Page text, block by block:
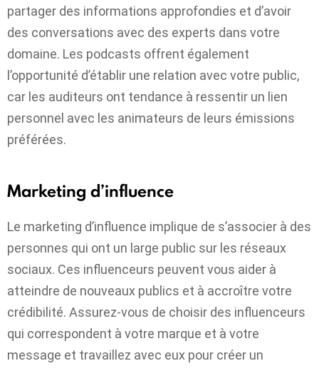
partager des informations approfondies et d’avoir
des conversations avec des experts dans votre
domaine. Les podcasts offrent également
l’opportunité d’établir une relation avec votre public,
car les auditeurs ont tendance à ressentir un lien
personnel avec les animateurs de leurs émissions
préférées.
Marketing d’influence
Le marketing d’influence implique de s’associer à des
personnes qui ont un large public sur les réseaux
sociaux. Ces influenceurs peuvent vous aider à
atteindre de nouveaux publics et à accroître votre
crédibilité. Assurez-vous de choisir des influenceurs
qui correspondent à votre marque et à votre
message et travaillez avec eux pour créer un